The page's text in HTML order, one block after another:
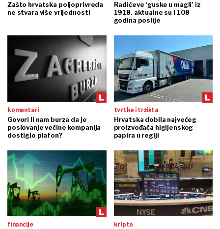
Zašto hrvatska poljoprivreda
ne stvara više vrijednosti
Radićeve ‘guske u magli’ iz
1918. aktualne su i 108
godina poslije
komentari
Govori li nam burza da je
poslovanje većine kompanija
dostiglo plafon?
tvrtke i tržišta
Hrvatska dobila najvećeg
proizvođača higijenskog
papira u regiji
financije kripto